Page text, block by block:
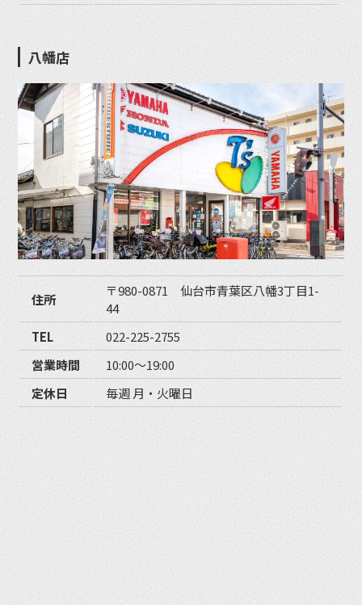
八幡店
住所
〒980-0871 仙台市青葉区八幡3丁目1-
44
TEL
022-225-2755
営業時間
10:00〜19:00
定休日
毎週 月・火曜日